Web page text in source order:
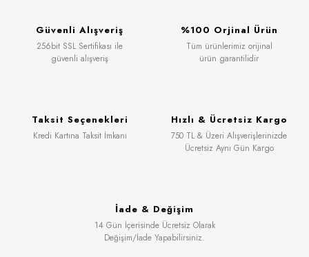
Güvenli Alışveriş
256bit SSL Sertifikası ile
güvenli alışveriş
%100 Orjinal Ürün
Tüm ürünlerimiz orijinal
ürün garantilidir
Taksit Seçenekleri
Kredi Kartına Taksit İmkanı
Hızlı & Ücretsiz Kargo
750 TL & Üzeri Alışverişlerinizde
Ücretsiz Aynı Gün Kargo
İade & Değişim
14 Gün İçerisinde Ücretsiz Olarak
Değişim/İade Yapabilirsiniz.